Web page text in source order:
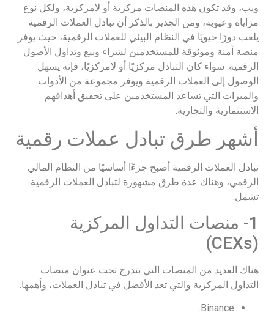
ويب، وقد تكون هذه المنصات مركزية أو لامركزية، ولكل نوع
مزاياه وعيوبه، ومن الجدير بالذكر أن تبادل العملات الرقمية
يلعب دورًا حيويًا في النظام البيئي للعملات الرقمية، حيث يوفر
منصة آمنة وموثوقة للمستخدمين لشراء وبيع وتداول الأصول
الرقمية. سواء كان التبادل مركزيًا أو لامركزيًا، فإنه يسهل
الوصول إلى العملات الرقمية ويوفر مجموعة من الأدوات
والميزات التي تساعد المستخدمين على تحقيق أهدافهم
الاستثمارية والتجارية.
أشهر طرق تبادل عملات رقمية
تبادل العملات الرقمية أصبح جزءًا أساسيًا من النظام المالي
الرقمي، وهناك عدة طرق مشهورة لتبادل العملات الرقمية
تشمل:
1- منصات التداول المركزية
(CEXs)
هناك العديد من المنصات التي تندرج تحت عنوان منصات
التداول المركزية والتي تعد الأفضل في تبادل العملات، وأهمها:
Binance.